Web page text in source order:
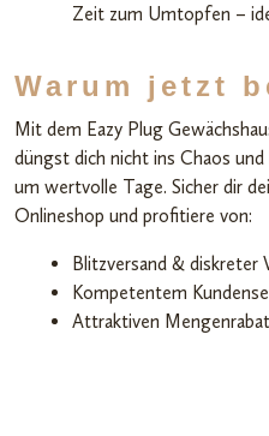
Zeit zum Umtopfen –
Warum jetzt
Mit dem Eazy Plug
düngst dich nicht ins Chaos
um wertvolle Tage. Sicher dir
Onlineshop und profitiere von:
Blitzversand & diskreter
Kompetentem
Attraktiven